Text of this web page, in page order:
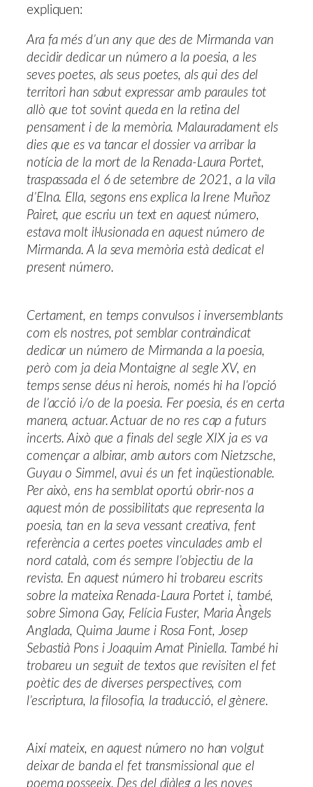
expliquen:
Ara fa més d’un any que des de Mirmanda van
decidir dedicar un número a la poesia, a les
seves poetes, als seus poetes, als qui des del
territori han sabut expressar amb paraules tot
allò que tot sovint queda en la retina del
pensament i de la memòria. Malauradament els
dies que es va tancar el dossier va arribar la
notícia de la mort de la Renada-Laura Portet,
traspassada el 6 de setembre de 2021, a la vila
d’Elna. Ella, segons ens explica la Irene Muñoz
Pairet, que escriu un text en aquest número,
estava molt il·lusionada en aquest número de
Mirmanda. A la seva memòria està dedicat el
present número.
Certament, en temps convulsos i inversemblants
com els nostres, pot semblar contraindicat
dedicar un número de Mirmanda a la poesia,
però com ja deia Montaigne al segle XV, en
temps sense déus ni herois, només hi ha l’opció
de l’acció i/o de la poesia. Fer poesia, és en certa
manera, actuar. Actuar de no res cap a futurs
incerts. Això que a finals del segle XIX ja es va
començar a albirar, amb autors com Nietzsche,
Guyau o Simmel, avui és un fet inqüestionable.
Per això, ens ha semblat oportú obrir-nos a
aquest món de possibilitats que representa la
poesia, tan en la seva vessant creativa, fent
referència a certes poetes vinculades amb el
nord català, com és sempre l’objectiu de la
revista. En aquest número hi trobareu escrits
sobre la mateixa Renada-Laura Portet i, també,
sobre Simona Gay, Felícia Fuster, Maria Àngels
Anglada, Quima Jaume i Rosa Font, Josep
Sebastià Pons i Joaquim Amat Piniella. També hi
trobareu un seguit de textos que revisiten el fet
poètic des de diverses perspectives, com
l’escriptura, la filosofia, la traducció, el gènere.
Així mateix, en aquest número no han volgut
deixar de banda el fet transmissional que el
poema posseeix. Des del diàleg a les noves